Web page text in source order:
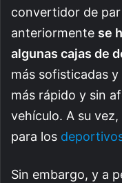
convertidor de
anteriormente se
algunas cajas de
más sofisticadas
más rápido y sin
vehículo. A su
para los
Sin embargo, y a